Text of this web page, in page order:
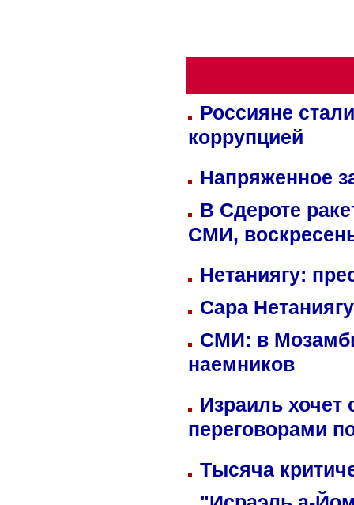
Россияне
коррупцией
Напряженное
В Сдероте
СМИ,
Нетаниягу:
Сара
СМИ: в
наемников
Израиль хочет
переговорами
Тысяча